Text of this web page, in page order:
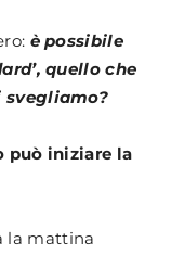
è possibile
quello che
può iniziare la
la mattina